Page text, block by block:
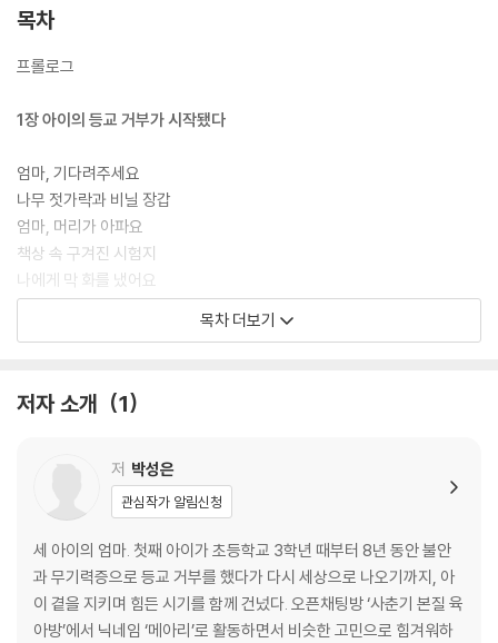
세하게 담겨 있다. 사춘기 아이와의 갈등으로 고민이 깊은 부모는 물론, 등
독자들을 위한 책이다.
목차
프롤로그
1장 아이의 등교 거부가 시작됐다
엄마, 기다려주세요
나무 젓가락과 비닐 장갑
엄마, 머리가 아파요
책상 속 구겨진 시험지
나에게 막 화를 냈어요
잘못된 훈육의 역습
2장 동굴 속으로 들어간 아이
무기력아, 제발 가 줘
자기를 사랑하지 않는 아이
아이를 두고 동굴에서 나오다
선생님, 오늘도 결석합니다
엄마 마음은 그렇지 않잖아
아이도 평범한 일상을 꿈꾸고 있었다
아들아, 자퇴를 축하해
목차 더보기
저자 소개 1
저 박성은
관심작가 알림신청
세 아이의 엄마. 첫째 아이가 초등학교 3학년 때부터 8년 동안 불안
과 무기력증으로 등교 거부를 했다가 다시 세상으로 나오기까지, 아
이 곁을 지키며 힘든 시기를 함께 건넜다. 오픈채팅방 ‘사춘기 본질 육
아방’에서 닉네임 ‘메아리’로 활동하면서 비슷한 고민으로 힘겨워하